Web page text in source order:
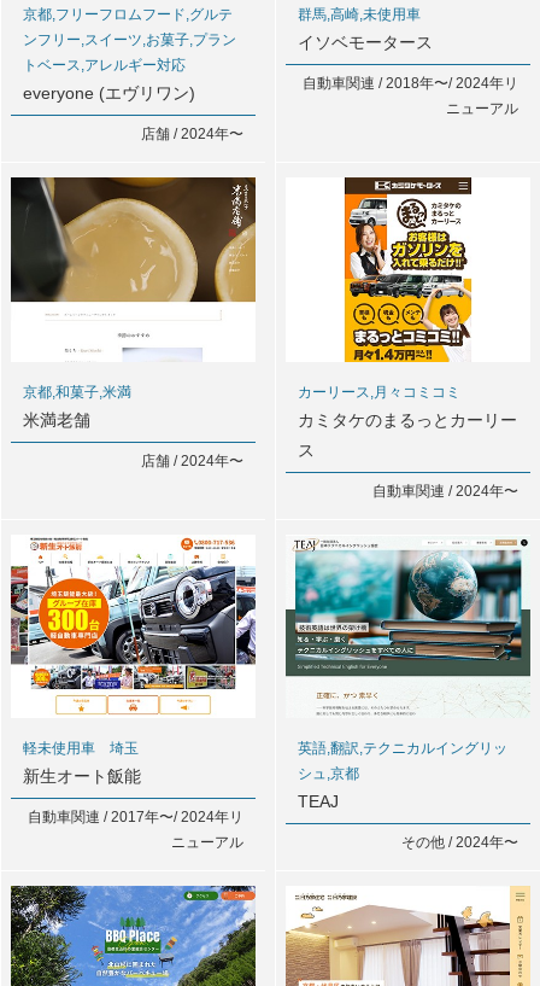
京都,フリーフロムフード,グルテ
ンフリー,スイーツ,お菓子,プラン
トベース,アレルギー対応
everyone (エヴリワン)
店舗 / 2024年〜
群馬,高崎,未使用車
イソベモータース
自動車関連 / 2018年〜/ 2024年リ
ニューアル
京都,和菓子,米満
米満老舗
店舗 / 2024年〜
カーリース,月々コミコミ
カミタケのまるっとカーリー
ス
自動車関連 / 2024年〜
軽未使用車 埼玉
新生オート飯能
自動車関連 / 2017年〜/ 2024年リ
ニューアル
英語,翻訳,テクニカルイングリッ
シュ,京都
TEAJ
その他 / 2024年〜